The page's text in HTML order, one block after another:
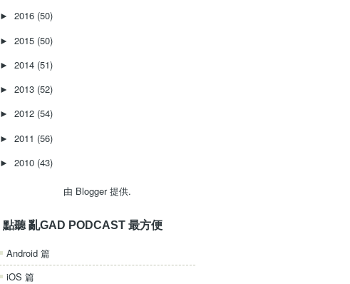
► 2016 (50)
► 2015 (50)
► 2014 (51)
► 2013 (52)
► 2012 (54)
► 2011 (56)
► 2010 (43)
由 Blogger提供.
點聽 亂GAD PODCAST 最方便
Android 篇
iOS 篇